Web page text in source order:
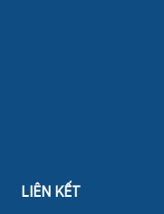
LIÊN KẾT